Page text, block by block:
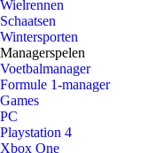
Wielrennen
Schaatsen
Wintersporten
Managerspelen
Voetbalmanager
Formule 1-manager
Games
PC
Playstation 4
Xbox One